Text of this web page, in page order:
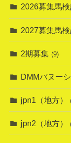
2026募集馬
2027募集馬
2期募集 (9)
DMMバヌー
jpn1（地方）
jpn2（地方）